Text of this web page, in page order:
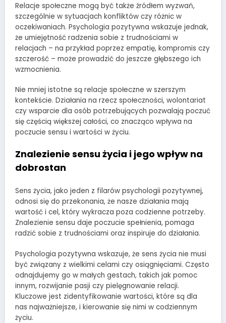
Relacje społeczne mogą być także źródłem wyzwań,
szczególnie w sytuacjach konfliktów czy różnic w
oczekiwaniach. Psychologia pozytywna wskazuje jednak,
że umiejętność radzenia sobie z trudnościami w
relacjach – na przykład poprzez empatię, kompromis czy
szczerość – może prowadzić do jeszcze głębszego ich
wzmocnienia.
Nie mniej istotne są relacje społeczne w szerszym
kontekście. Działania na rzecz społeczności, wolontariat
czy wsparcie dla osób potrzebujących pozwalają poczuć
się częścią większej całości, co znacząco wpływa na
poczucie sensu i wartości w życiu.
Znalezienie sensu życia i jego wpływ na
dobrostan
Sens życia, jako jeden z filarów psychologii pozytywnej,
odnosi się do przekonania, że nasze działania mają
wartość i cel, który wykracza poza codzienne potrzeby.
Znalezienie sensu daje poczucie spełnienia, pomaga
radzić sobie z trudnościami oraz inspiruje do działania.
Psychologia pozytywna wskazuje, że sens życia nie musi
być związany z wielkimi celami czy osiągnięciami. Często
odnajdujemy go w małych gestach, takich jak pomoc
innym, rozwijanie pasji czy pielęgnowanie relacji.
Kluczowe jest zidentyfikowanie wartości, które są dla
nas najważniejsze, i kierowanie się nimi w codziennym
życiu.